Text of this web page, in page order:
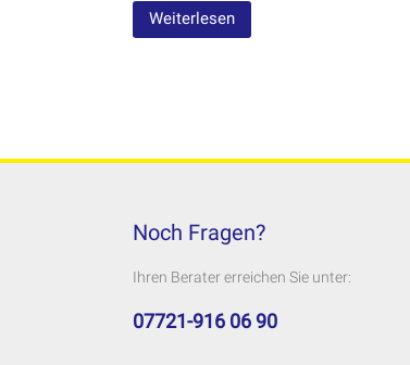
Weiterlesen
Noch Fragen?
Ihren Berater erreichen Sie unter:
07721-916 06 90